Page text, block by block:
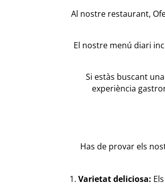
Al nostre restaurant,
El nostre menú diari
Si estàs buscant
experiència
Has de provar els
Varietat deliciosa: